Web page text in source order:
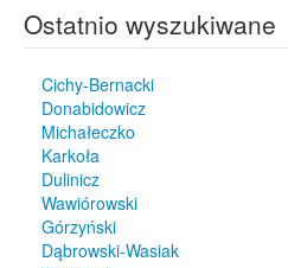
Ostatnio wyszukiwane
Cichy-Bernacki
Donabidowicz
Michałeczko
Karkoła
Dulinicz
Wawiórowski
Górzyński
Dąbrowski-Wasiak